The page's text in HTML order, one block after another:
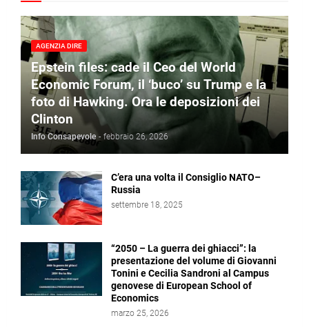
AGENZIA DIRE
Epstein files: cade il Ceo del World
Economic Forum, il ‘buco’ su Trump e la
foto di Hawking. Ora le deposizioni dei
Clinton
Info Consapevole - febbraio 26, 2026
C’era una volta il Consiglio NATO–
Russia
settembre 18, 2025
“2050 – La guerra dei ghiacci”: la
presentazione del volume di Giovanni
Tonini e Cecilia Sandroni al Campus
genovese di European School of
Economics
marzo 25, 2026